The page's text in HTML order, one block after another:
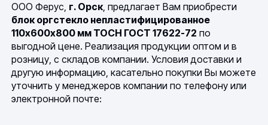
ООО Ферус, г. Орск, предлагает Вам приобрести
блок оргстекло непластифицированное
110х600х800 мм ТОСН ГОСТ 17622-72 по
выгодной цене. Реализация продукции оптом и в
розницу, с складов компании. Условия доставки и
другую информацию, касательно покупки Вы можете
уточнить у менеджеров компании по телефону или
электронной почте: